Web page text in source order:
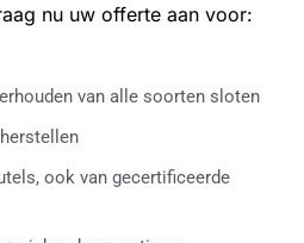
nu uw offerte aan voor:
van alle soorten sloten
ook van gecertificeerde